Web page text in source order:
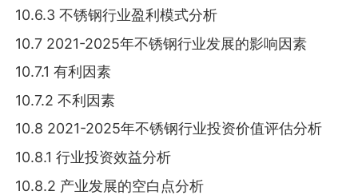
10.6.3 不锈钢行业盈利模式分析
10.7 2021-2025年不锈钢行业发展的影响因素
10.7.1 有利因素
10.7.2 不利因素
10.8 2021-2025年不锈钢行业投资价值评估分析
10.8.1 行业投资效益分析
10.8.2 产业发展的空白点分析